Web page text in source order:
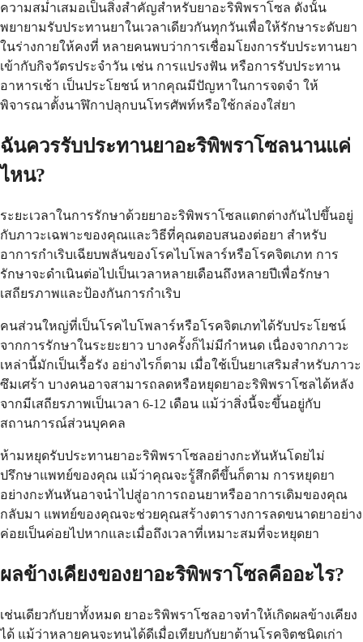
ความสม่ำเสมอเป็นสิ่งสำคัญสำหรับยาอะริพิพราโซล ดังนั้น
พยายามรับประทานยาในเวลาเดียวกันทุกวันเพื่อให้รักษาระดับยา
ในร่างกายให้คงที่ หลายคนพบว่าการเชื่อมโยงการรับประทานยา
เข้ากับกิจวัตรประจำวัน เช่น การแปรงฟัน หรือการรับประทาน
อาหารเช้า เป็นประโยชน์ หากคุณมีปัญหาในการจดจำ ให้
พิจารณาตั้งนาฬิกาปลุกบนโทรศัพท์หรือใช้กล่องใส่ยา
ฉันควรรับประทานยาอะริพิพราโซลนานแค่
ไหน?
ระยะเวลาในการรักษาด้วยยาอะริพิพราโซลแตกต่างกันไปขึ้นอยู่
กับภาวะเฉพาะของคุณและวิธีที่คุณตอบสนองต่อยา สำหรับ
อาการกำเริบเฉียบพลันของโรคไบโพลาร์หรือโรคจิตเภท การ
รักษาจะดำเนินต่อไปเป็นเวลาหลายเดือนถึงหลายปีเพื่อรักษา
เสถียรภาพและป้องกันการกำเริบ
คนส่วนใหญ่ที่เป็นโรคไบโพลาร์หรือโรคจิตเภทได้รับประโยชน์
จากการรักษาในระยะยาว บางครั้งก็ไม่มีกำหนด เนื่องจากภาวะ
เหล่านี้มักเป็นเรื้อรัง อย่างไรก็ตาม เมื่อใช้เป็นยาเสริมสำหรับภาวะ
ซึมเศร้า บางคนอาจสามารถลดหรือหยุดยาอะริพิพราโซลได้หลัง
จากมีเสถียรภาพเป็นเวลา 6-12 เดือน แม้ว่าสิ่งนี้จะขึ้นอยู่กับ
สถานการณ์ส่วนบุคคล
ห้ามหยุดรับประทานยาอะริพิพราโซลอย่างกะทันหันโดยไม่
ปรึกษาแพทย์ของคุณ แม้ว่าคุณจะรู้สึกดีขึ้นก็ตาม การหยุดยา
อย่างกะทันหันอาจนำไปสู่อาการถอนยาหรืออาการเดิมของคุณ
กลับมา แพทย์ของคุณจะช่วยคุณสร้างตารางการลดขนาดยาอย่าง
ค่อยเป็นค่อยไปหากและเมื่อถึงเวลาที่เหมาะสมที่จะหยุดยา
ผลข้างเคียงของยาอะริพิพราโซลคืออะไร?
เช่นเดียวกับยาทั้งหมด ยาอะริพิพราโซลอาจทำให้เกิดผลข้างเคียง
ได้ แม้ว่าหลายคนจะทนได้ดีเมื่อเทียบกับยาต้านโรคจิตชนิดเก่า